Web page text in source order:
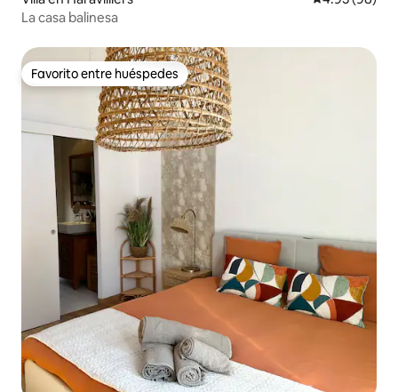
La casa balinesa
Favorito entre huéspedes
Favorito entre huéspedes